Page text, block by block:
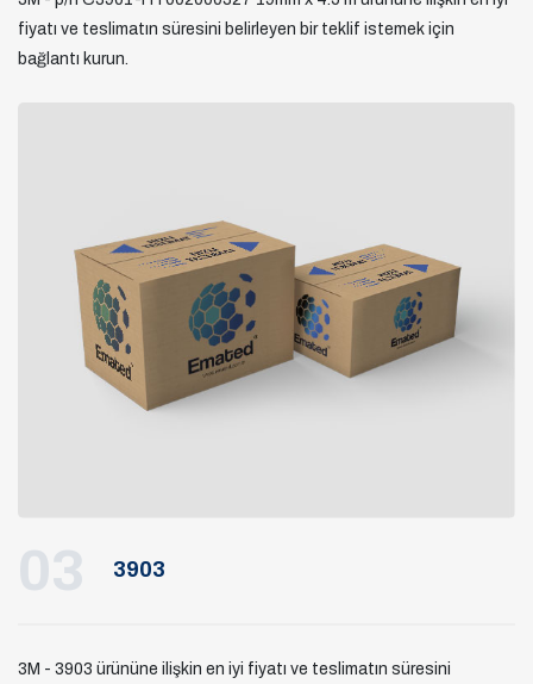
fiyatı ve teslimatın süresini belirleyen bir teklif istemek için
bağlantı kurun.
03 3903
3M - 3903 ürününe ilişkin en iyi fiyatı ve teslimatın süresini